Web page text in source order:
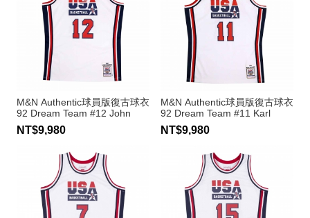
M&N Authentic球員版復古球衣
92 Dream Team #12 John
Stockton
NT$9,980
M&N Authentic球員版復古球衣
92 Dream Team #11 Karl
Malone
NT$9,980